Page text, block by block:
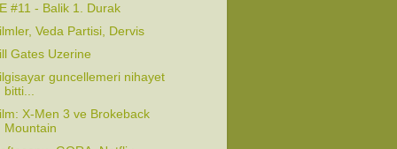
#11 - Balik 1. Durak
Veda Partisi, Dervis
Gates Uzerine
guncellemeri nihayet
bitti...
X-Men 3 ve Brokeback
Mountain